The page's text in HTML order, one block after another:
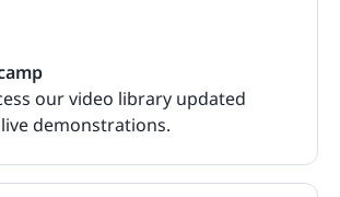
our video library updated
demonstrations.